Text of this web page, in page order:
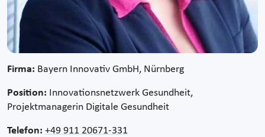
Firma: Bayern Innovativ GmbH, Nürnberg
Position: Innovationsnetzwerk Gesundheit,
Projektmanagerin Digitale Gesundheit
Telefon: +49 911 20671-331